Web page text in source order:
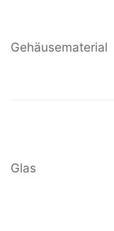
Gehäusematerial
Glas